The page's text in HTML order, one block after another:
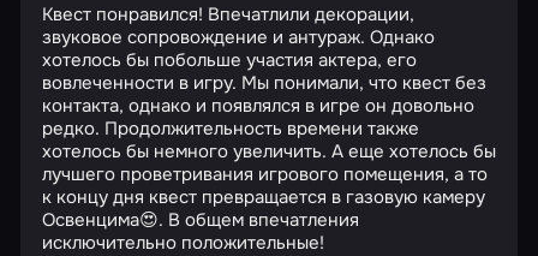
Квест понравился! Впечатлили декорации,
звуковое сопровождение и антураж. Однако
хотелось бы побольше участия актера, его
вовлеченности в игру. Мы понимали, что квест без
контакта, однако и появлялся в игре он довольно
редко. Продолжительность времени также
хотелось бы немного увеличить. А еще хотелось бы
лучшего проветривания игрового помещения, а то
к концу дня квест превращается в газовую камеру
Освенцима😍. В общем впечатления
исключительно положительные!